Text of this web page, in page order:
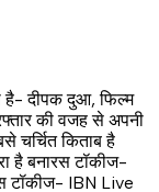
है- दीपक दुआ, फिल्म
की वजह से अपनी
चर्चित किताब है
है बनारस टॉकीज-
टॉकीज- IBN Live